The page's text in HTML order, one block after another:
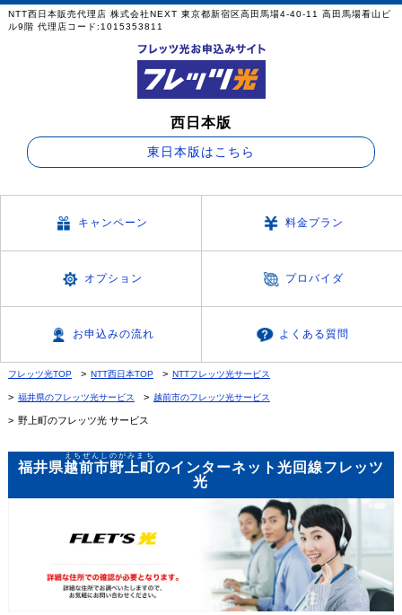
NTT西日本販売代理店 株式会社NEXT 東京都新宿区高田馬場4-40-11 高田馬場看山ビ
ル9階 代理店コード:1015353811
西日本版
東日本版はこちら
キャンペーン 料金プラン
オプション プロバイダ
お申込みの流れ よくある質問
フレッツ光TOP NTT西日本TOP NTTフレッツ光サービス
福井県のフレッツ光サービス 越前市のフレッツ光サービス
野上町のフレッツ光 サービス
福井県越前市野上町
えちぜんしのがみまち
のインターネット光回線フレッツ
光